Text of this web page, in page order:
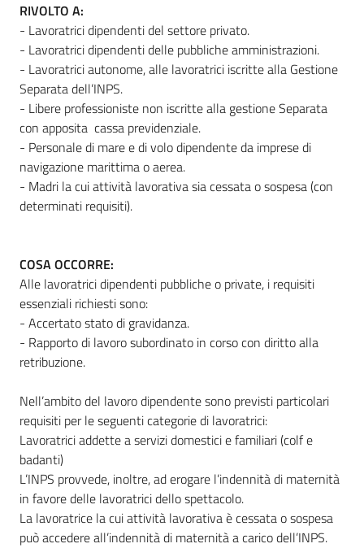
RIVOLTO A:
- Lavoratrici dipendenti del settore privato.
- Lavoratrici dipendenti delle pubbliche amministrazioni.
- Lavoratrici autonome, alle lavoratrici iscritte alla Gestione
Separata dell’INPS.
- Libere professioniste non iscritte alla gestione Separata
con apposita cassa previdenziale.
- Personale di mare e di volo dipendente da imprese di
navigazione marittima o aerea.
- Madri la cui attività lavorativa sia cessata o sospesa (con
determinati requisiti).
COSA OCCORRE:
Alle lavoratrici dipendenti pubbliche o private, i requisiti
essenziali richiesti sono:
- Accertato stato di gravidanza.
- Rapporto di lavoro subordinato in corso con diritto alla
retribuzione.
Nell’ambito del lavoro dipendente sono previsti particolari
requisiti per le seguenti categorie di lavoratrici:
Lavoratrici addette a servizi domestici e familiari (colf e
badanti)
L’INPS provvede, inoltre, ad erogare l’indennità di maternità
in favore delle lavoratrici dello spettacolo.
La lavoratrice la cui attività lavorativa è cessata o sospesa
può accedere all’indennità di maternità a carico dell’INPS.